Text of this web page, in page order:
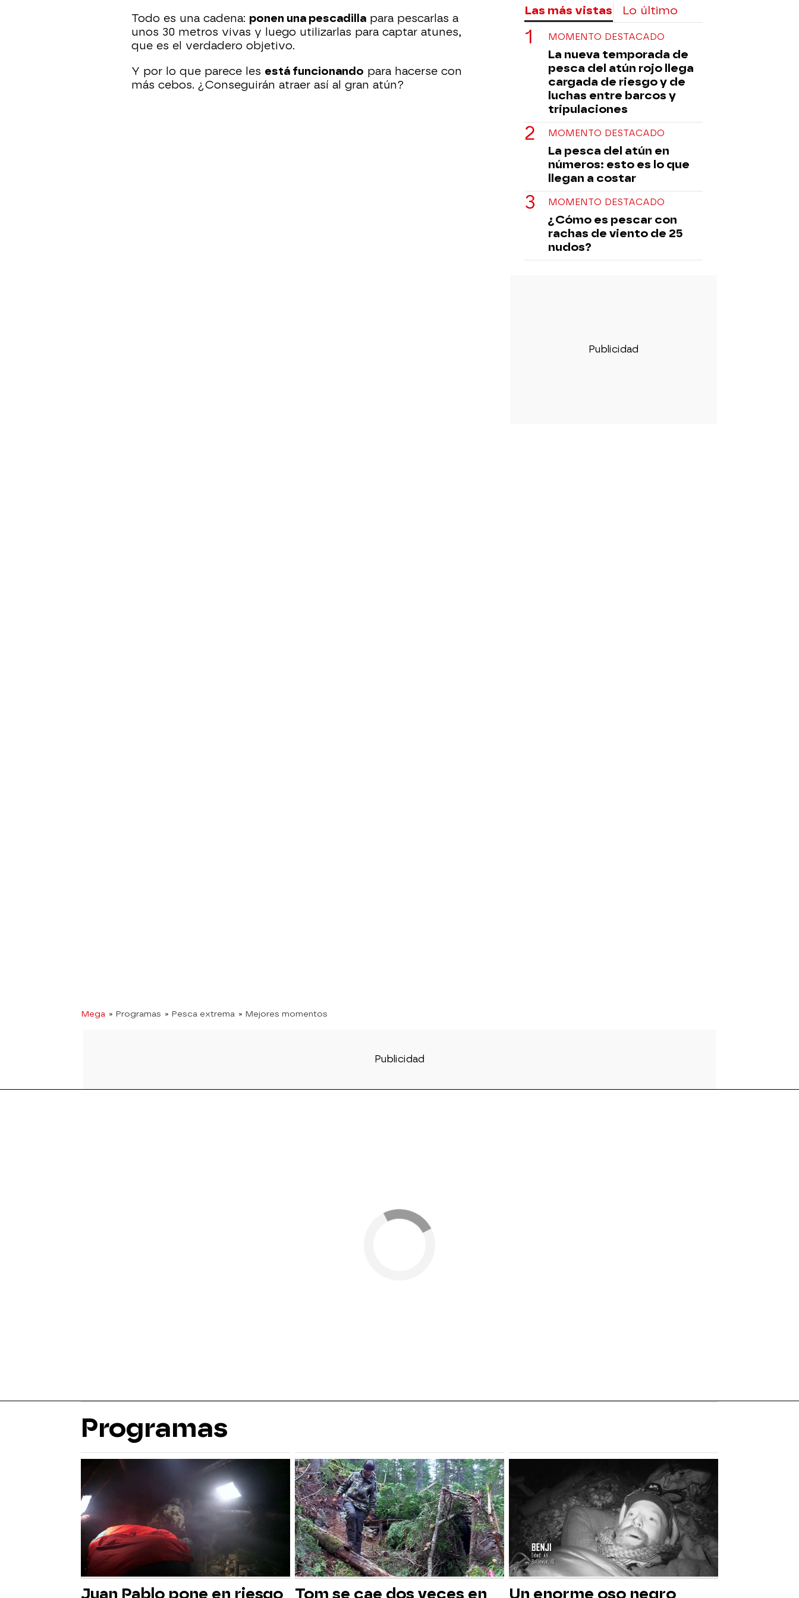
Todo es una cadena: ponen una pescadilla para pescarlas a
unos 30 metros vivas y luego utilizarlas para captar atunes,
que es el verdadero objetivo.
Y por lo que parece les está funcionando para hacerse con
más cebos. ¿Conseguirán atraer así al gran atún?
Mega » Programas » Pesca extrema » Mejores momentos
Las más vistas Lo último
MOMENTO DESTACADO
La nueva temporada de
pesca del atún rojo llega
cargada de riesgo y de
luchas entre barcos y
tripulaciones
MOMENTO DESTACADO
La pesca del atún en
números: esto es lo que
llegan a costar
MOMENTO DESTACADO
¿Cómo es pescar con
rachas de viento de 25
nudos?
Programas
Juan Pablo pone en riesgo Tom se cae dos veces en Un enorme oso negro